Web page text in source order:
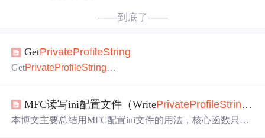
——到底了——
GetPrivateProfileString
GetPrivateProfileString
pApplicationName AsString , ByVal lpKeyName AsString, B
yVal lpDefault AsString, ByVal lpReturnedStringAsString
MFC读写ini配置文件（WritePrivateProfileString
本博文主要总结用MFC配置ini文件的用法，核心函数只有